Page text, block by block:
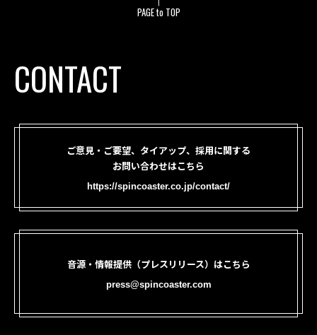
PAGE to TOP
CONTACT
ご意見・ご要望、タイアップ、採用に関する
お問い合わせはこちら
https://spincoaster.co.jp/contact/
音源・情報提供（プレスリリース）はこちら
press@spincoaster.com